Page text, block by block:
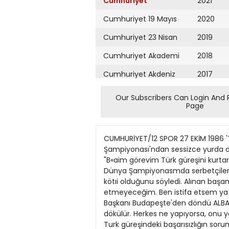
Cumhuriyet 19 Mayıs
Cumhuriyet 23 Nisan
Cumhuriyet Akademi
Cumhuriyet Akdeniz
Cumhuriyet Alışveriş
Cumhuriyet Ankara
Cumhuriyet Büyük
Taaruz
Cumhuriyet
Cumartesi
Cumhuriyet Çevre
2020
2019
2018
2017
2016
2015
2013
2012
2011
2010
2009
Our Subscribers Can Login And
Page
CUMHURİYET/12 SPOR 27 EKİM 1986 'Türk güreşini kurtarmak benim görevim değiLJ SERDARK1ZIK Budapeşte'deki Dunya Güreş Şampiyonası'ndan sessizce yurda dönen Federasyon Başkanı Tahsin Albayrak, son yıllardaki başansızlığı, "yağlı güreşe" bağlarken, "B«aim görevim Türk güreşini kurtarmak değfl«ür. Yetkiterim belHdir, konunun çöznmu devlel politikasına baghdır" dedi. Budapeşte'deki Dünya Şampiyonasmda serbetçileri "başarılı'V grekoromencileri "şanssız" olarak değerlendiren Tahsin Albayrak, gureşteki gidişin yine de kötıi olduğunu söyledi. Alınan başansız sonuçlardan sonra her zaman "istifa" konusunun gündeme geldığine değinen Albayrak, "tstifa etmeyeceğim. Ben istifa etsem ya da gitsem, güreş kurtulor mu? Bir başkası gelse işler diizeJir mi?" diye konuştu. Güreş Federasyonu Başkanı Budapeşte'den döndü ALBAYRAKTAN Ben istifa etsem güreş kurtulur mu? Yağlı güreşi önleyemezsek, güreşçilerimiz minderde dökülür. Herkes ne yapıyorsa, onu yapmak gerekir. Türk güreşini kurtarmak federasyonun işi değil. Federasyon Başkanı Tahsin Albayrak, Turk güreşindeki başarısızlığın sorumlusu olarak yağlı gureşi gösterdi ve bu konu çözumlenmedikçe alınan sonuçlann değişmeyeceğı göruşuniı savundu. Gıireşçilerin bu alana, ekononomik nedenlerden dolayı yöneldiklerinı anımsatmamız üzerine Albayrak, "Yağlı güreş ekmek kapısı, ama bunu önleyemedikçe güreşçilerimiz minderde dökülecek, alü dakika güreş çıkaramayacak" karşıhğmı verdi. Turk güreşi için yapılacaklaruı sır olmadığına değinen Federasyon Başkanı Albayrak, güreşçılerin tum sorunlarının çözülmüş, ıyi çalıştıncüar elinde yetiştirilmiş olmalan gerektiğine dikkati çekti ve şu göruşlere yer verdi: "Herkes ne yapıyorsa onu DÜNYA GÜREŞ ŞAMPİYONASI SONA ERDİ FKA, puan kaybetti 82 kilo fınal maçında Macar ve Polonyalı güreşçiler diskalifiye edilince, 10 bin izleyici bir saat süren protesto yaptı. FILA'nın her iki güreşçiye de madalya vermek istemesi, daha da büyük tepkilere neden oldu. HALİL ÖZER BUDAPEŞTE Grekoromen Dünya Gureş Şampiyonası'nda dun beş kiloda final karşılaşması yapıldı. 82 kılo fınal maçında ıse Macar ve Polonyalı guruşçilen, hakemler diskalifiye edınce ortalık karıştı. Ve salonda bulunan yaklaşık 10 bin kişi bır saate kadar olayı protesto etti. 82 kiloda Macar Kamaromı ile Polonyalı Daras arasındakı fınal maçı her yönüyle üginç bır mucadeleydi. Salonda bulunan bınlerce taraftann desteğıni alan Kamaromi, rakibine oranla biraz daha üstundıl. Ama daha sonra oyunda denge kuruldu. Ikinci yarıda ise her iki güreşçınin ikişer ihtan oldu. Pasif gureşleri biraz daha sürünce de hakemler iki güreşçiyi diskalifiye ettı. Bu karar sonrasında salonda bulunan 10 bin Macar ayaklandı Yer gök protesto gösterılerı ile ınledi. Yaklaşık bir saat süren göstenler